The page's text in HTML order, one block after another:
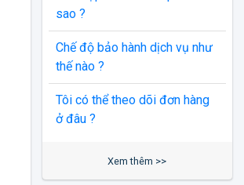
sao ?
Chế độ bảo hành dịch vụ như
thế nào ?
Tôi có thể theo dõi đơn hàng
ở đâu ?
Xem thêm >>